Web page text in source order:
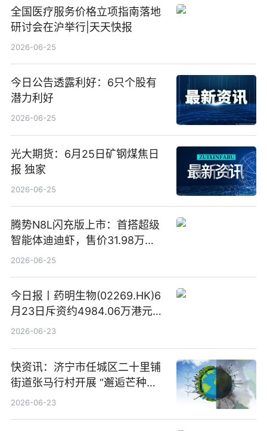
全国医疗服务价格立项指南落地
研讨会在沪举行|天天快报
2026-06-25
今日公告透露利好：6只个股有
潜力利好
2026-06-25
光大期货：6月25日矿钢煤焦日
报 独家
2026-06-25
腾势N8L闪充版上市：首搭超级
智能体迪迪虾，售价31.98万
元-34.98万元 焦点日报
2026-06-25
今日报丨药明生物(02269.HK)6
月23日斥资约4984.06万港元回
购160.50万股
2026-06-23
快资讯：济宁市任城区二十里铺
街道张马行村开展 “邂逅芒种节
气 传承农耕文化” 宣传活动
2026-06-23